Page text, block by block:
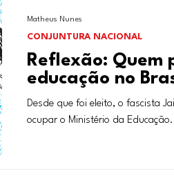
Reflexão: Quem
educação no
Desde que foi eleito, o fascista
ocupar o Ministério da
CONJUNTURA NACIONAL
Matheus Nunes